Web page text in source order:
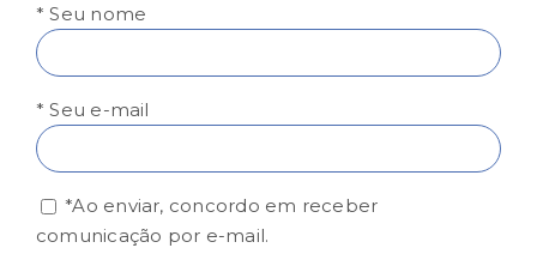
* Seu nome
* Seu e-mail
*Ao enviar, concordo em receber
comunicação por e-mail.